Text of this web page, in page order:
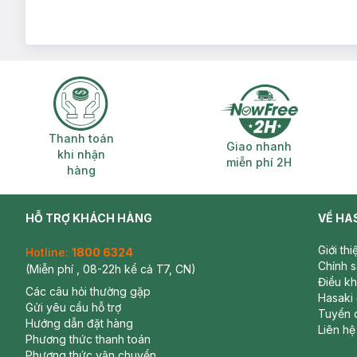
Thanh toán khi nhận hàng
Thanh toán
khi nhận
hàng
Giao nhanh
Giao nhanh
miễn phí 2H
HỖ TRỢ KHÁCH HÀNG
Hotline: 1800 6324
(Miễn phí , 08-22h kể cả T7, CN)
Các câu hỏi thường gặp
Gửi yêu cầu hỗ trợ
Hướng dẫn đặt hàng
Phương thức thanh toán
VỀ
Giới
Chính
Điều
Hasaki
Tuyển
Liên hệ